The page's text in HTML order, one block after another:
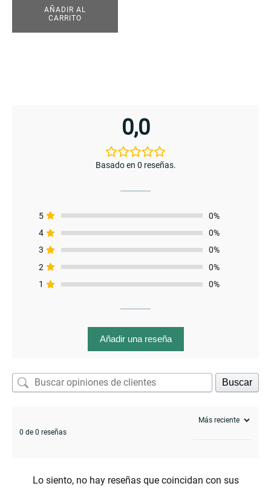
AÑADIR AL
CARRITO
0,0
Basado en 0 reseñas.
5
0%
4
0%
3
0%
2
0%
1
0%
Añadir una reseña
Buscar
0 de 0 reseñas
Lo siento, no hay reseñas que coincidan con sus